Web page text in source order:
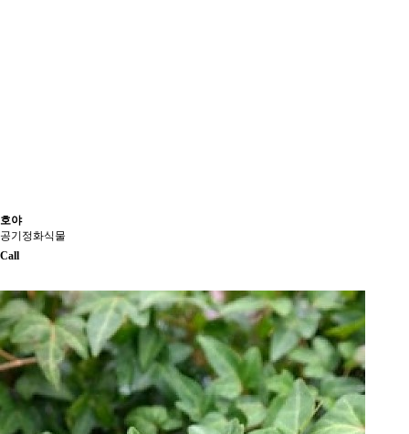
호야
공기정화식물
Call